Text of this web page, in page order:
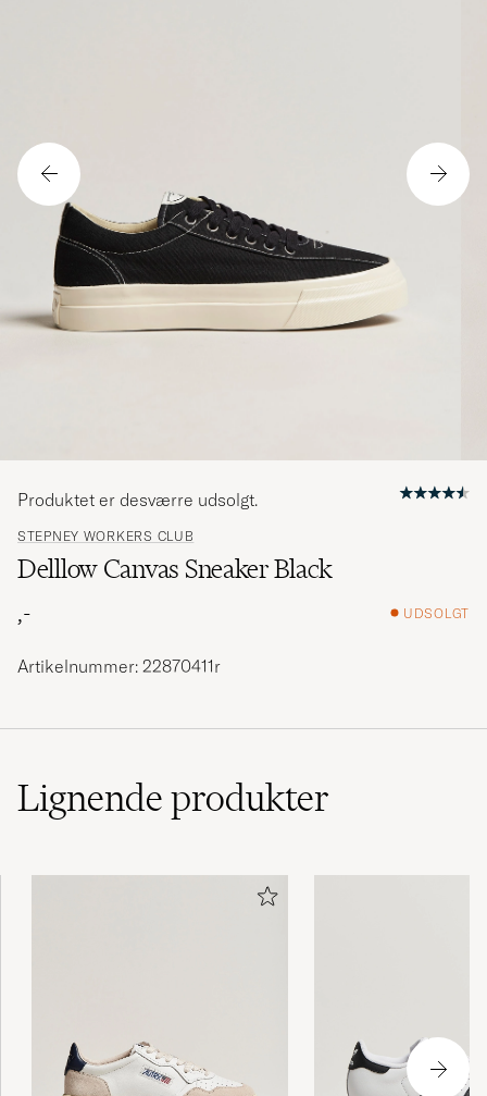
STEPNEY WORKERS CLUB
Delllow Canvas Sneaker Black
,-
UDSOLGT
Produktet er desværre udsolgt.
Artikelnummer: 22870411r
Lignendeprodukter